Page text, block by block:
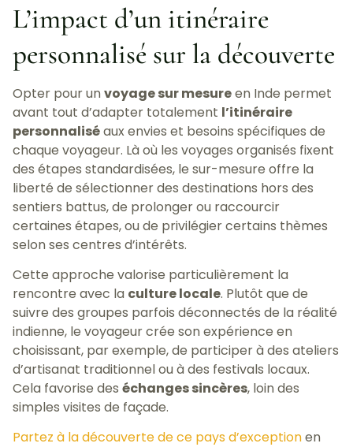
L’impact d’un itinéraire
personnalisé sur la découverte
Opter pour unvoyage sur mesureen Inde permet
avant tout d’adapter totalement l’itinéraire
personnaliséaux envies et besoins spécifiques de
chaque voyageur. Là où les voyages organisés fixent
des étapes standardisées, le sur-mesure offre la
liberté de sélectionner des destinations hors des
sentiers battus, de prolonger ou raccourcir
certaines étapes, ou de privilégier certains thèmes
selon ses centres d’intérêts.
Cette approche valorise particulièrement la
rencontre avec la culture locale. Plutôt que de
suivre des groupes parfois déconnectés de la réalité
indienne, le voyageur crée son expérience en
choisissant, par exemple, de participer à des ateliers
d’artisanat traditionnel ou à des festivals locaux.
Cela favorise des échanges sincères, loin des
simples visites de façade.
Partez à la découverte de ce pays d’exceptionen